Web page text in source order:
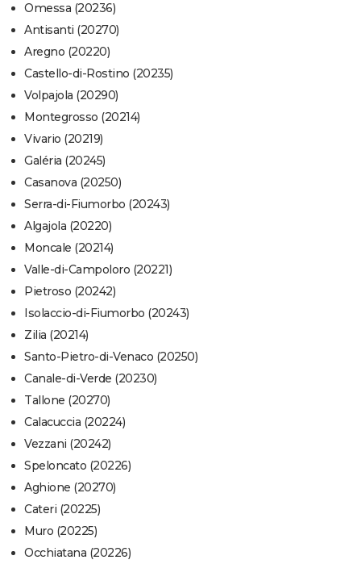
Omessa (20236)
Antisanti (20270)
Aregno (20220)
Castello-di-Rostino (20235)
Volpajola (20290)
Montegrosso (20214)
Vivario (20219)
Galéria (20245)
Casanova (20250)
Serra-di-Fiumorbo (20243)
Algajola (20220)
Moncale (20214)
Valle-di-Campoloro (20221)
Pietroso (20242)
Isolaccio-di-Fiumorbo (20243)
Zilia (20214)
Santo-Pietro-di-Venaco (20250)
Canale-di-Verde (20230)
Tallone (20270)
Calacuccia (20224)
Vezzani (20242)
Speloncato (20226)
Aghione (20270)
Cateri (20225)
Muro (20225)
Occhiatana (20226)